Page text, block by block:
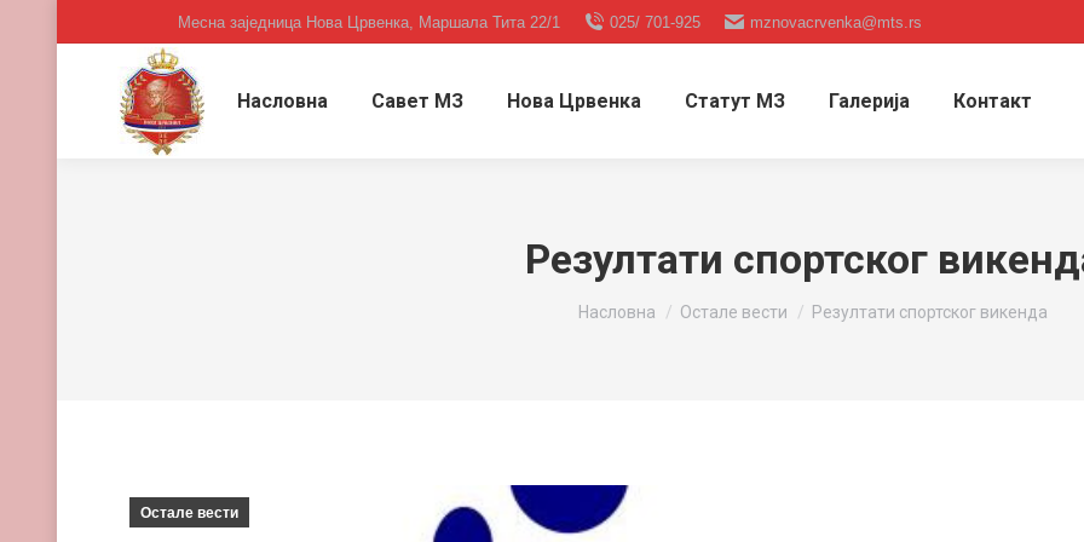
Месна заједница Нова Црвенка, Маршала Тита 22/1 025/ 701-925 mznovacrvenka@mts.rs
Насловна Савет МЗ Нова Црвенка Статут МЗ Галерија Контакт
Резултати спортског
You are here:
Насловна Остале вести Резултати спортског викенда
Остале вести